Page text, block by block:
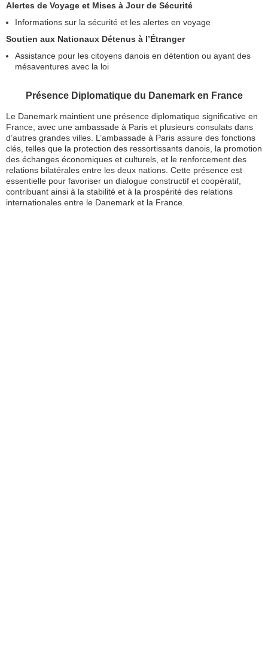
Alertes de Voyage et Mises à Jour de Sécurité
Informations sur la sécurité et les alertes en voyage
Soutien aux Nationaux Détenus à l’Étranger
Assistance pour les citoyens danois en détention ou ayant des
mésaventures avec la loi
Présence Diplomatique du Danemark en France
Le Danemark maintient une présence diplomatique significative en
France, avec une ambassade à Paris et plusieurs consulats dans
d’autres grandes villes. L’ambassade à Paris assure des fonctions
clés, telles que la protection des ressortissants danois, la promotion
des échanges économiques et culturels, et le renforcement des
relations bilatérales entre les deux nations. Cette présence est
essentielle pour favoriser un dialogue constructif et coopératif,
contribuant ainsi à la stabilité et à la prospérité des relations
internationales entre le Danemark et la France.